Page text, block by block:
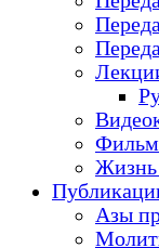
Жизнь
Азы